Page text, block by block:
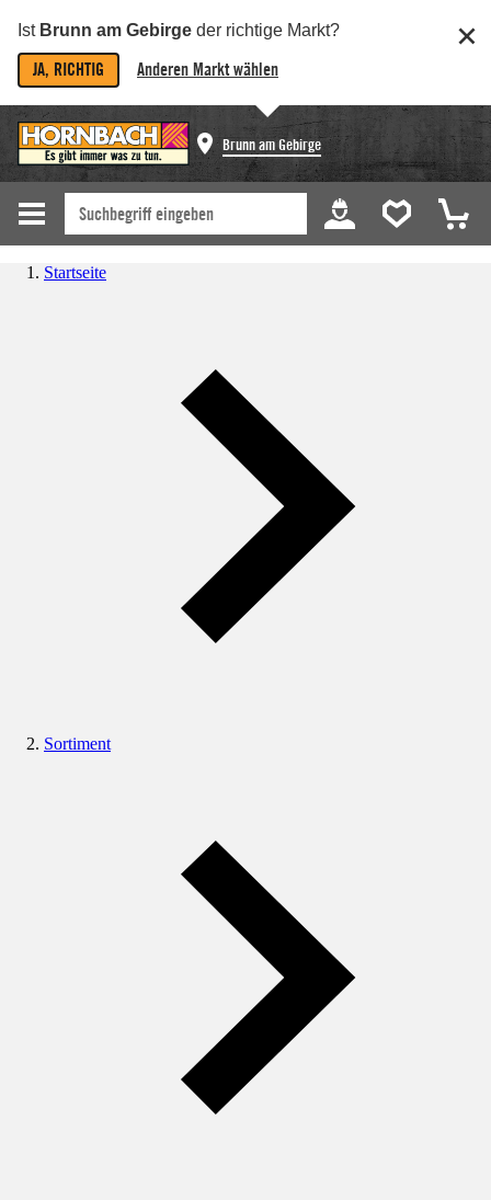
Ist Brunn am Gebirge der richtige Markt?
JA, RICHTIG Anderen Markt wählen
Brunn am Gebirge
Startseite
Sortiment